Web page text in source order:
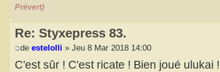
Prévert)
Re: Styxepress 83.
de estelolli » Jeu 8 Mar 2018 14:00
C'est sûr ! C'est ricate ! Bien joué ulukai